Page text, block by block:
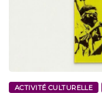
ACTIVITÉ CULTURELLE